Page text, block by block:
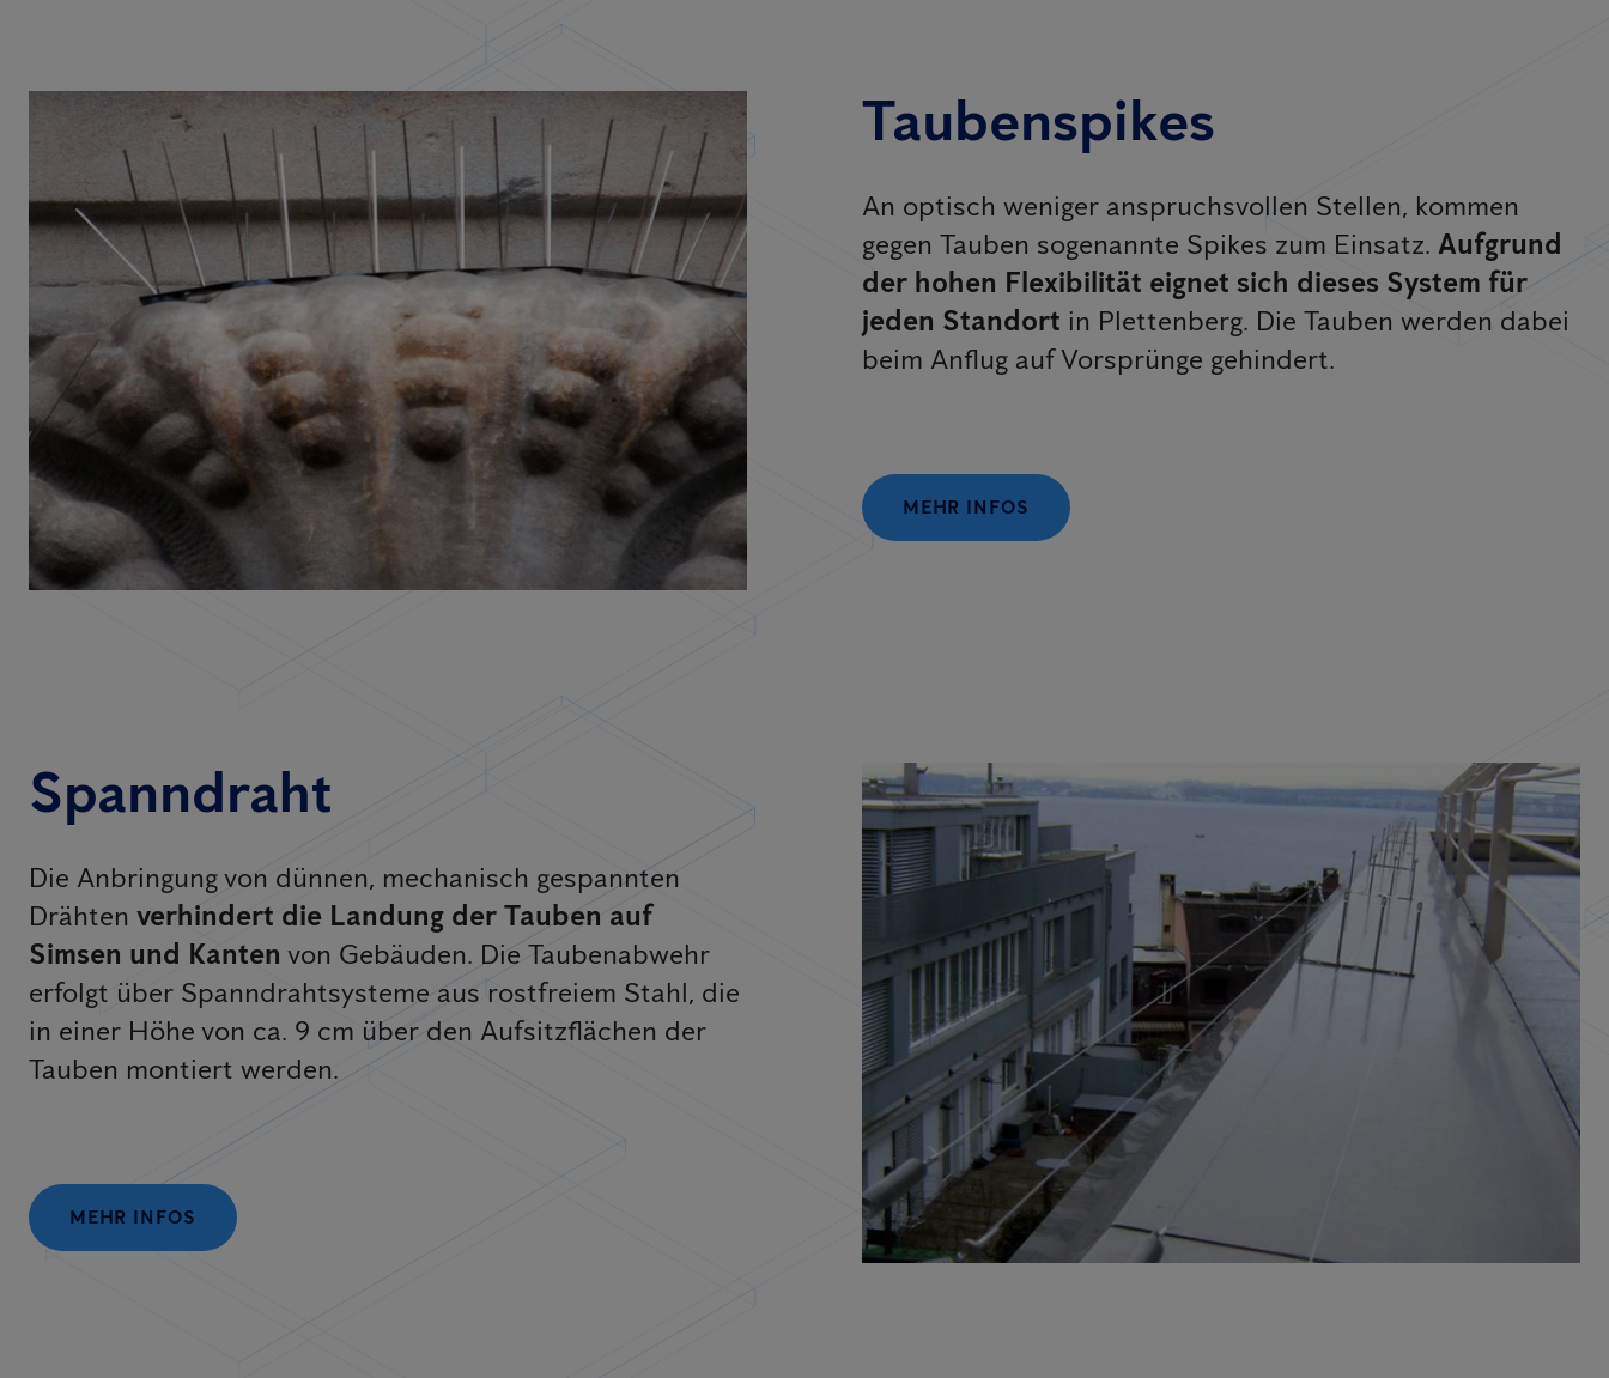
Taubenspikes
An optisch weniger anspruchsvollen Stellen, kommen
gegen Tauben sogenannte Spikes zum Einsatz. Aufgrund
der hohen Flexibilität eignet sich dieses System für
jeden Standort in Plettenberg. Die Tauben werden dabei
beim Anflug auf Vorsprünge gehindert.
MEHR INFOS
Spanndraht
Die Anbringung von dünnen, mechanisch gespannten
Drähten verhindert die Landung der Tauben auf
Simsen und Kanten von Gebäuden. Die Taubenabwehr
erfolgt über Spanndrahtsysteme aus rostfreiem Stahl, die
in einer Höhe von ca. 9 cm über den Aufsitzflächen der
Tauben montiert werden.
MEHR INFOS